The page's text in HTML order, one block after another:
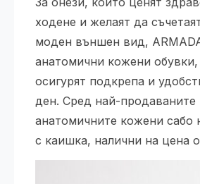
ходене и желаят да
моден външен вид,
анатомични кожени
осигурят подкрепа и
ден. Сред най-продаваните
анатомичните кожени сабо
с каишка, налични на цена